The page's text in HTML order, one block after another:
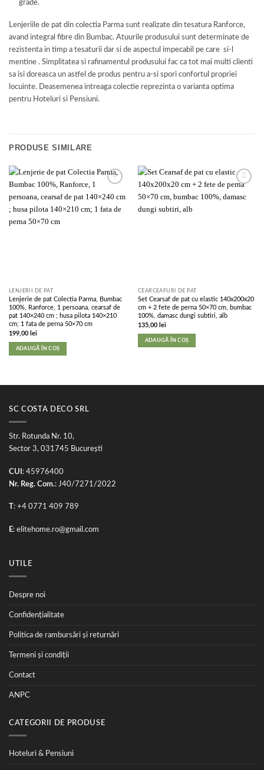
grade.
Lenjeriile de pat din colectia Parma sunt realizate din tesatura Ranforce,
avand integral fibre din Bumbac. Atuurile produsului sunt determinate de
rezistenta in timp a tesaturii dar si de aspectul impecabil pe care si-l
mentine . Simplitatea si rafinamentul produsului fac ca tot mai multi clienti
sa isi doreasca un astfel de produs pentru a-si spori confortul propriei
locuinte. Deasemenea intreaga colectie reprezinta o varianta optima
pentru Hoteluri si Pensiuni.
PRODUSE SIMILARE
wishlist
LENJERII DE PAT
Lenjerie de pat Colectia Parma, Bumbac
100%, Ranforce, 1 persoana, cearsaf de
pat 140×240 cm ; husa pilota 140×210
cm; 1 fata de perna 50×70 cm
199,00 lei
ADAUGĂ ÎN COȘ
wishlist
CEARCEAFURI DE PAT
Set Cearsaf de pat cu elastic 140x200x20
cm + 2 fete de perna 50×70 cm, bumbac
100%, damasc dungi subtiri, alb
135,00 lei
ADAUGĂ ÎN COȘ
SC COSTA DECO SRL
Str. Rotunda Nr. 10,
Sector 3, 031745 București
CUI : 45976400
Nr. Reg. Com.: J40/7271/2022
T: +4 0771 409 789
E: elitehome.ro@gmail.com
UTILE
Despre noi
Confidențialitate
Politica de rambursări și returnări
Termeni și condiții
Contact
ANPC
CATEGORII DE PRODUSE
Hoteluri & Pensiuni